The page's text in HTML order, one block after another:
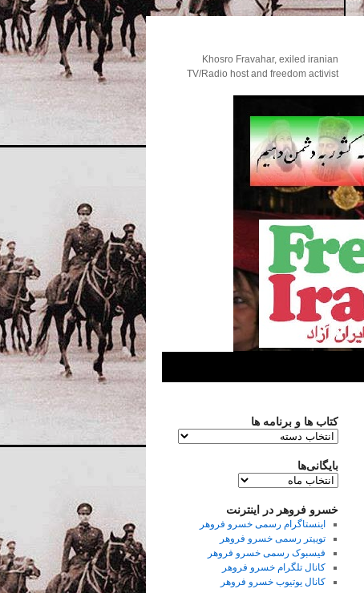
Khosro Fravahar, exiled iranian
TV/Radio host and freedom activist
کتاب ها و برنامه ها
کتاب
و
برنامه
بایگانی‌ها
بایگانی‌ها
خسرو فروهر در اینترنت
اینستاگرام رسمی خسرو فروهر
توییتر رسمی خسرو فروهر
فیسبوک رسمی خسرو فروهر
کانال تلگرام خسرو فروهر
کانال یوتیوب خسرو فروهر